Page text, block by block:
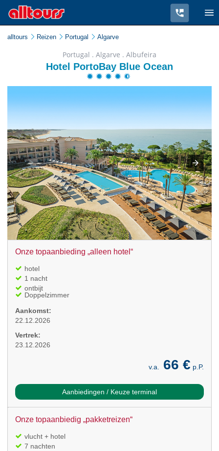
alltours Reizen Portugal Algarve
Portugal . Algarve . Albufeira
Hotel PortoBay Blue Ocean
Onze topaanbieding „alleen hotel“
hotel
1 nacht
ontbijt
Doppelzimmer
Aankomst:
22.12.2026
Vertrek:
23.12.2026
v.a. 66 € p.P.
Aanbiedingen / Keuze terminal
Onze topaanbiedig „pakketreizen“
vlucht + hotel
7 nachten